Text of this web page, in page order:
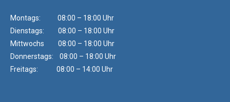
Montags: 08:00 – 18:00 Uhr
Dienstags: 08:00 – 18:00 Uhr
Mittwochs 08:00 – 18:00 Uhr
Donnerstags: 08:00 – 18:00 Uhr
Freitags: 08:00 – 14:00 Uhr